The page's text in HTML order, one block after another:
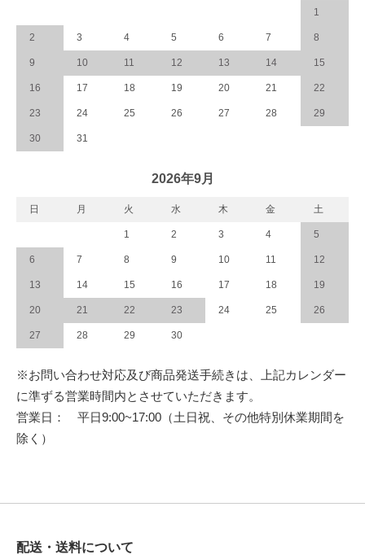
1
2 3 4 5 6 7 8
9 10 11 12 13 14 15
16 17 18 19 20 21 22
23 24 25 26 27 28 29
30 31
2026年9月
日 月 火 水 木 金 土
1 2 3 4 5
6 7 8 9 10 11 12
13 14 15 16 17 18 19
20 21 22 23 24 25 26
27 28 29 30
※お問い合わせ対応及び商品発送手続きは、上記カレンダー
に準ずる営業時間内とさせていただきます。
営業日： 平日9:00~17:00（土日祝、その他特別休業期間を
除く）
配送・送料について